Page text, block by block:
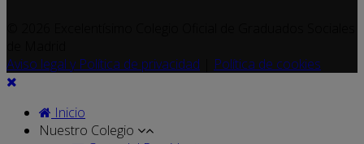
Aviso legal y Política de privacidad
Política de cookies
Inicio
Nuestro Colegio